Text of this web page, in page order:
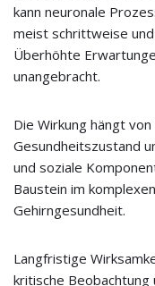
kann neuronale
meist schrittweise
Überhöhte
unangebracht.
Die Wirkung hängt
Gesundheitszustand
und soziale
Baustein im
Gehirngesundheit.
Langfristige
kritische